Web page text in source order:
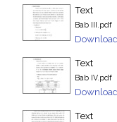
Text
Bab III.pdf
Text
Bab IV.pdf
Text